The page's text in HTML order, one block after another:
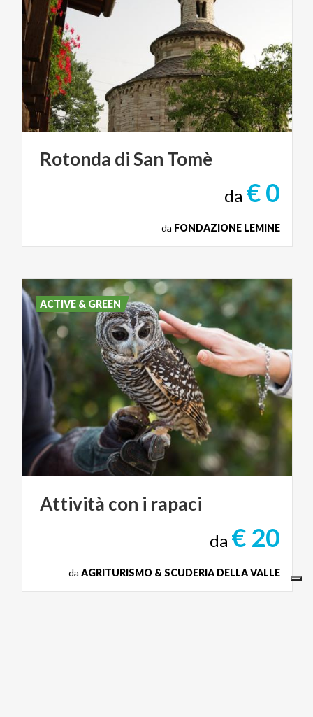
Rotonda diSan Tomè
da € 0
da FONDAZIONE LEMINE
Attività con i rapaci
da € 20
da AGRITURISMO & SCUDERIA DELLA VALLE
ACTIVE & GREEN